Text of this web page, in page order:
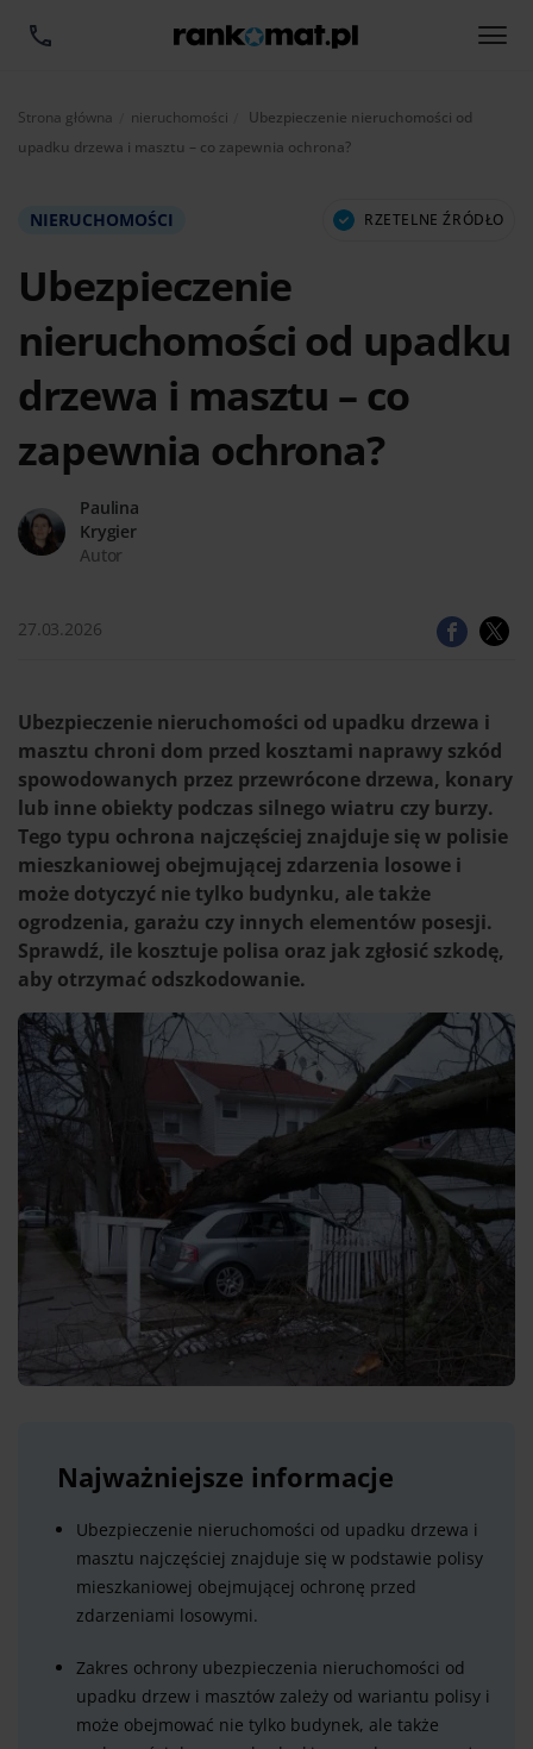
Strona główna nieruchomości Aktualnie:
Ubezpieczenie nieruchomości od
upadku drzewa i masztu – co zapewnia ochrona?
NIERUCHOMOŚCI RZETELNE ŹRÓDŁO
Ubezpieczenie
nieruchomości od upadku
drzewa i masztu – co
zapewnia ochrona?
Paulina
Krygier
Autor
27.03.2026
Ubezpieczenie nieruchomości od upadku drzewa i
masztu chroni dom przed kosztami naprawy szkód
spowodowanych przez przewrócone drzewa, konary
lub inne obiekty podczas silnego wiatru czy burzy.
Tego typu ochrona najczęściej znajduje się w polisie
mieszkaniowej obejmującej zdarzenia losowe i
może dotyczyć nie tylko budynku, ale także
ogrodzenia, garażu czy innych elementów posesji.
Sprawdź, ile kosztuje polisa oraz jak zgłosić szkodę,
aby otrzymać odszkodowanie.
Najważniejsze informacje
Ubezpieczenie nieruchomości od upadku drzewa i
masztu najczęściej znajduje się w podstawie polisy
mieszkaniowej obejmującej ochronę przed
zdarzeniami losowymi.
Zakres ochrony ubezpieczenia nieruchomości od
upadku drzew i masztów zależy od wariantu polisy i
może obejmować nie tylko budynek, ale także